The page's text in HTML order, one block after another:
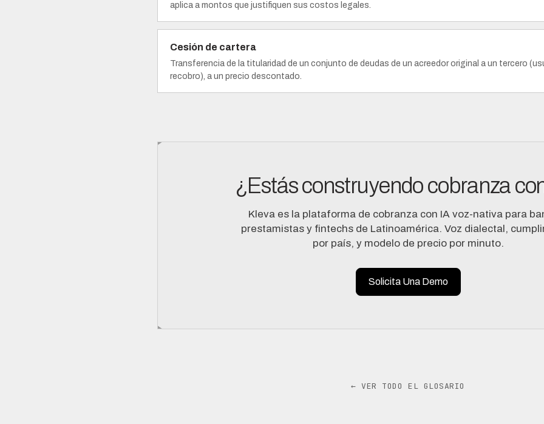
aplica a montos que justifiquen sus costos legales.
Cesión de cartera
Transferencia de la titularidad de un conjunto de deudas de un acreedor original a un tercero
recobro), a un precio descontado.
¿Estás construyendo cobranza
Kleva es la plataforma de cobranza con IA voz-nativa para
prestamistas y fintechs de Latinoamérica. Voz dialectal,
por país, y modelo de precio por minuto.
Solicita Una Demo
← VER TODO EL GLOSARIO